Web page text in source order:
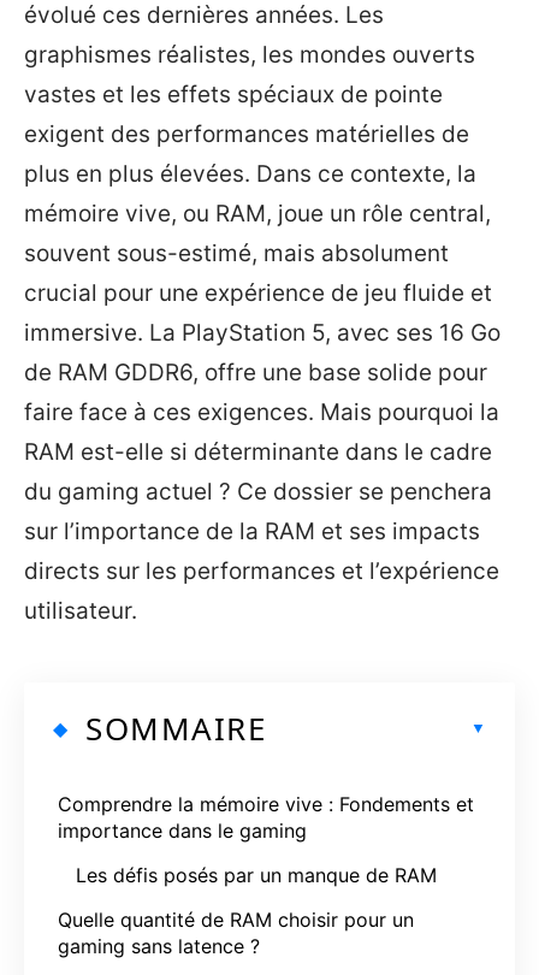
évolué ces dernières années. Les
graphismes réalistes, les mondes ouverts
vastes et les effets spéciaux de pointe
exigent des performances matérielles de
plus en plus élevées. Dans ce contexte, la
mémoire vive, ou RAM, joue un rôle central,
souvent sous-estimé, mais absolument
crucial pour une expérience de jeu fluide et
immersive. La PlayStation 5, avec ses 16 Go
de RAM GDDR6, offre une base solide pour
faire face à ces exigences. Mais pourquoi la
RAM est-elle si déterminante dans le cadre
du gaming actuel ? Ce dossier se penchera
sur l’importance de la RAM et ses impacts
directs sur les performances et l’expérience
utilisateur.
SOMMAIRE
Comprendre la mémoire vive : Fondements et
importance dans le gaming
Les défis posés par un manque de RAM
Quelle quantité de RAM choisir pour un
gaming sans latence ?